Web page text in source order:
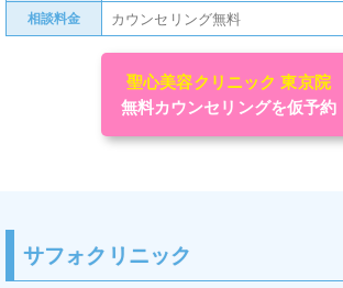
相談料金 カウンセリング無料
聖心美容クリニック 東京院
無料カウンセリングを仮予約
サフォクリニック